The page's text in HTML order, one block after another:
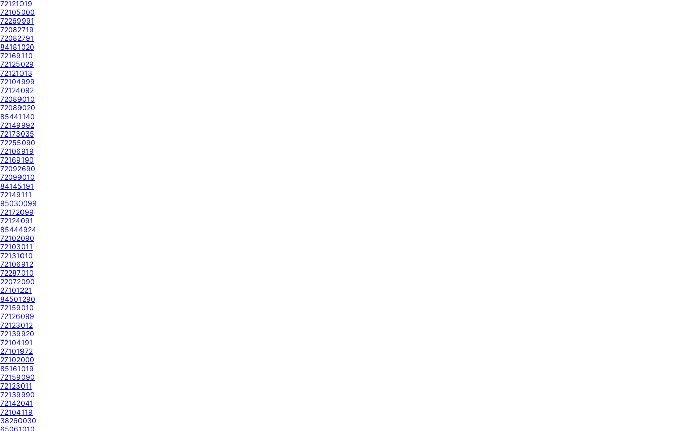
72121019
72105000
72269991
72082719
72082791
84181020
72169110
72125029
72121013
72104999
72124092
72089010
72089020
85441140
72149992
72173035
72255090
72106919
72169190
72092690
72099010
84145191
72149111
95030099
72172099
72124091
85444924
72102090
72103011
72131010
72106912
72287010
22072090
27101221
84501290
72159010
72126099
72123012
72139920
72104191
27101972
27102000
85161019
72159090
72123011
72139990
72142041
72104119
38260030
65061010